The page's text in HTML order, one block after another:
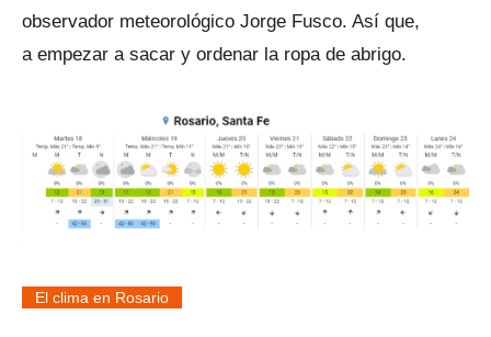
observador meteorológico Jorge Fusco. Así que,
a empezar a sacar y ordenar la ropa de abrigo.
El clima en Rosario